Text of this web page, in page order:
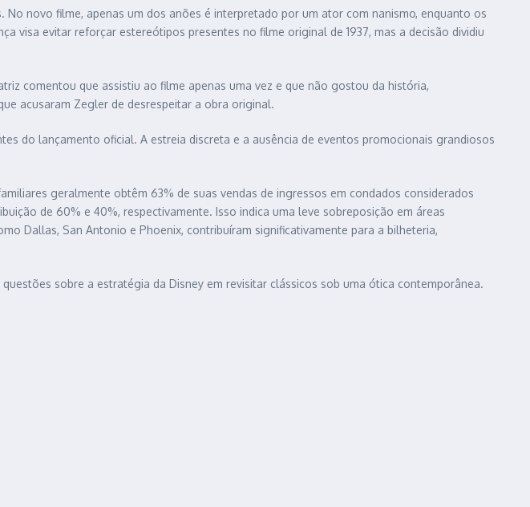
novo filme, apenas um dos anões é interpretado por um ator com nanismo, enquanto os
visa evitar reforçar estereótipos presentes no filme original de 1937, mas a decisão dividiu
comentou que assistiu ao filme apenas uma vez e que não gostou da história,
acusaram Zegler de desrespeitar a obra original.
do lançamento oficial. A estreia discreta e a ausência de eventos promocionais grandiosos
geralmente obtêm 63% de suas vendas de ingressos em condados considerados
de 60% e 40%, respectivamente. Isso indica uma leve sobreposição em áreas
Dallas, San Antonio e Phoenix, contribuíram significativamente para a bilheteria,
sobre a estratégia da Disney em revisitar clássicos sob uma ótica contemporânea.